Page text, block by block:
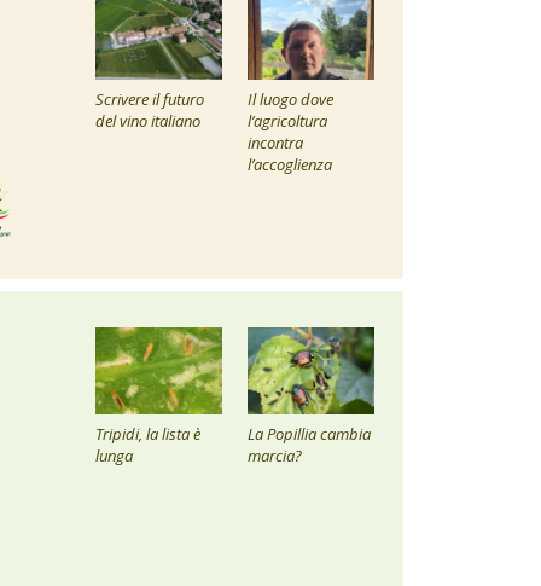
Scrivere il futuro
del vino italiano
Il luogo dove
l’agricoltura
incontra
l’accoglienza
Tripidi, la lista è
lunga
La Popillia cambia
marcia?